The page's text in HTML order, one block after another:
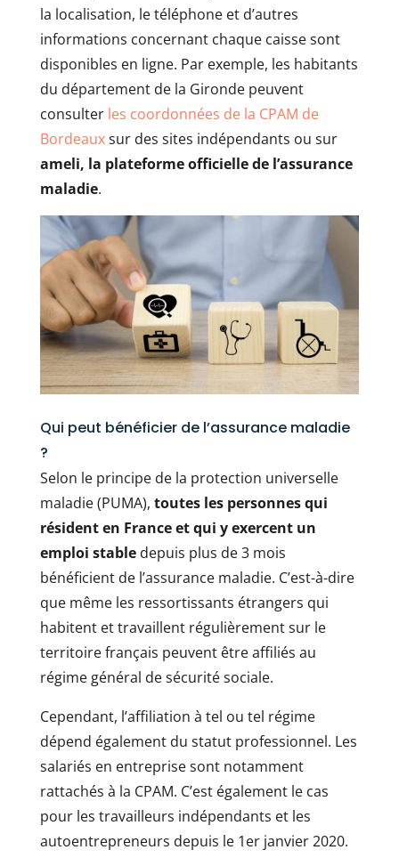
la localisation, le téléphone et d’autres
informations concernant chaque caisse sont
disponibles en ligne. Par exemple, les habitants
du département de la Gironde peuvent
consulter les coordonnées de la CPAM de
Bordeauxsur des sites indépendants ou sur
ameli, la plateforme officielle de l’assurance
maladie.
Qui peut bénéficier de l’assurance maladie
?
Selon le principe de la protection universelle
maladie (PUMA), toutes les personnes qui
résident en France et qui y exercent un
emploi stabledepuis plus de 3 mois
bénéficient de l’assurance maladie. C’est-à-dire
que même les ressortissants étrangers qui
habitent et travaillent régulièrement sur le
territoire français peuvent être affiliés au
régime général de sécurité sociale.
Cependant, l’affiliation à tel ou tel régime
dépend également du statut professionnel. Les
salariés en entreprise sont notamment
rattachés à la CPAM. C’est également le cas
pour les travailleurs indépendants et les
autoentrepreneurs depuis le 1er janvier 2020.